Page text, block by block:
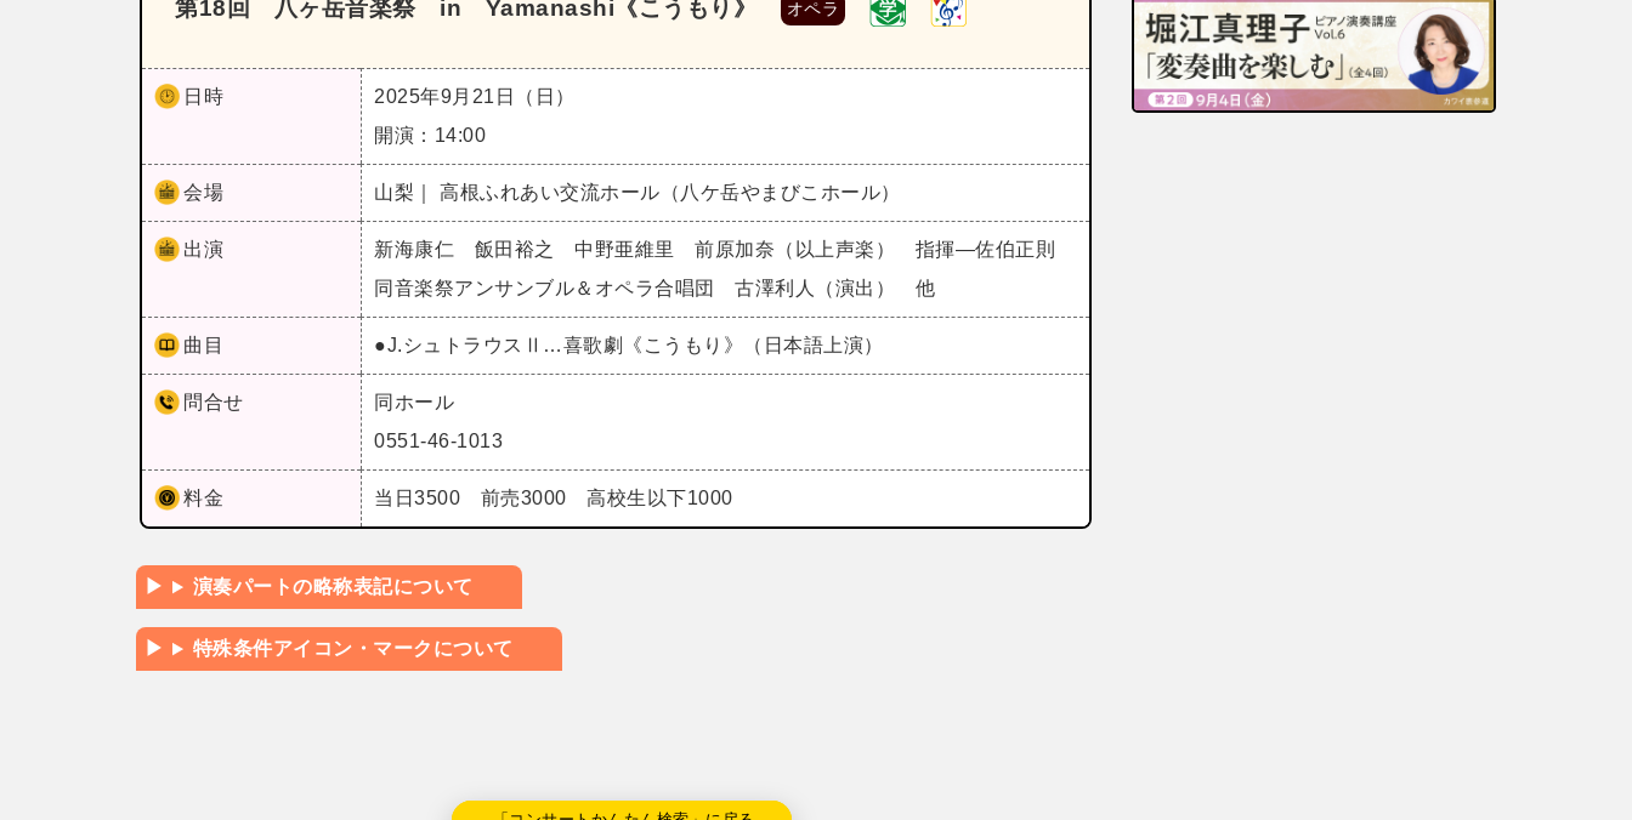
第18回 八ヶ岳音楽祭 in Yamanashi《こうもり》 オペラ
日時
2025年9月21日（日）
開演：14:00
会場 山梨｜ 高根ふれあい交流ホール（八ケ岳やまびこホール）
出演
新海康仁 飯田裕之 中野亜維里 前原加奈（以上声楽） 指揮―佐伯正則
同音楽祭アンサンブル＆オペラ合唱団 古澤利人（演出） 他
曲目 ●J.シュトラウスⅡ…喜歌劇《こうもり》（日本語上演）
問合せ
同ホール
0551-46-1013
料金 当日3500 前売3000 高校生以下1000
演奏パートの略称表記について
特殊条件アイコン・マークについて